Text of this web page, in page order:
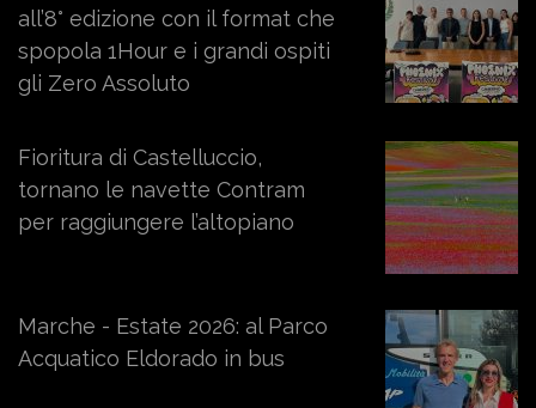
all’8° edizione con il format che
spopola 1Hour e i grandi ospiti
gli Zero Assoluto
Fioritura di Castelluccio,
tornano le navette Contram
per raggiungere l’altopiano
Marche - Estate 2026: al Parco
Acquatico Eldorado in bus